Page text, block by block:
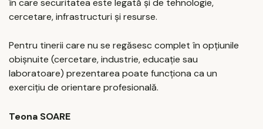
cercetare, infrastructuri și resurse.
Pentru tinerii care nu se regăsesc complet în opțiunile
obișnuite (cercetare, industrie, educație sau
laboratoare) prezentarea poate funcționa ca un
exercițiu de orientare profesională.
Teona SOARE